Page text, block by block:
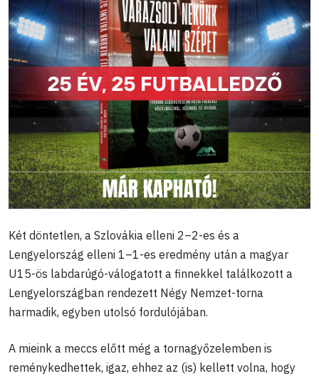
Két döntetlen, a Szlovákia elleni 2–2-es és a
Lengyelország elleni 1–1-es eredmény után a magyar
U15-ös labdarúgó-válogatott a finnekkel találkozott a
Lengyelországban rendezett Négy Nemzet-torna
harmadik, egyben utolsó fordulójában.
A mieink a meccs előtt még a tornagyőzelemben is
reménykedhettek, igaz, ehhez az (is) kellett volna, hogy